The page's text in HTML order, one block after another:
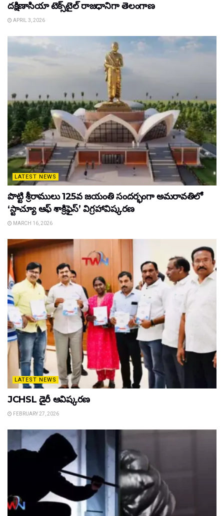
దక్షిణాసియా టెక్స్‌టైల్ రాజధానిగా తెలంగాణ
APRIL 3, 2026
LATEST NEWS
పొట్టి శ్రీరాములు 125వ జయంతి సందర్భంగా అమరావతిలో
‘స్టాచ్యూ ఆఫ్ శాక్రిఫైస్’ విగ్రహావిష్కరణ
MARCH 16, 2026
LATEST NEWS
JCHSL డైరీ ఆవిష్కరణ
FEBRUARY 27, 2026